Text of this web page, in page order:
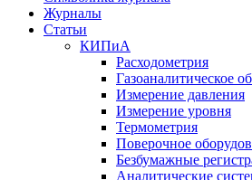
Журналы
Статьи
КИПиА
Расходометрия
Газоаналитическое
Измерение давления
Измерение уровня
Термометрия
Поверочное
Безбумажные
Аналитические